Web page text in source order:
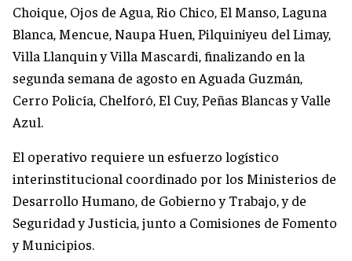
Choique, Ojos de Agua, Rio Chico, El Manso, Laguna
Blanca, Mencue, Naupa Huen, Pilquiniyeu del Limay,
Villa Llanquin y Villa Mascardi, finalizando en la
segunda semana de agosto en Aguada Guzmán,
Cerro Policía, Chelforó, El Cuy, Peñas Blancas y Valle
Azul.
El operativo requiere un esfuerzo logístico
interinstitucional coordinado por los Ministerios de
Desarrollo Humano, de Gobierno y Trabajo, y de
Seguridad y Justicia, junto a Comisiones de Fomento
y Municipios.